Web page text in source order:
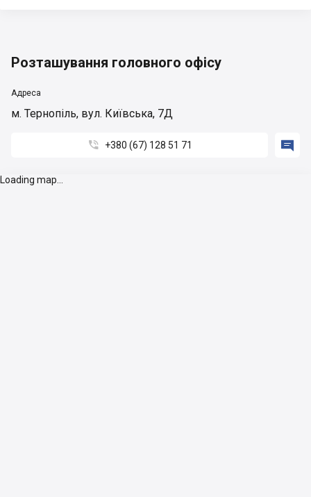
Розташування головного офісу
Адреса
м. Тернопіль, вул. Київська, 7Д
 +380 (67) 128 51 71 
Loading map...